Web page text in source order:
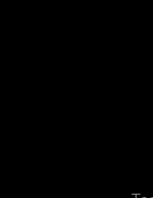
Veuillez
Justice,